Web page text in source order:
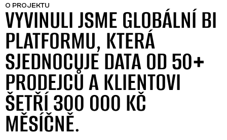
O PROJEKTU
VYVINULI JSME GLOBÁLNÍ BI
PLATFORMU, KTERÁ
SJEDNOCUJE DATA OD 50+
PRODEJCŮ A KLIENTOVI
ŠETŘÍ 300 000 KČ
MĚSÍČNĚ.